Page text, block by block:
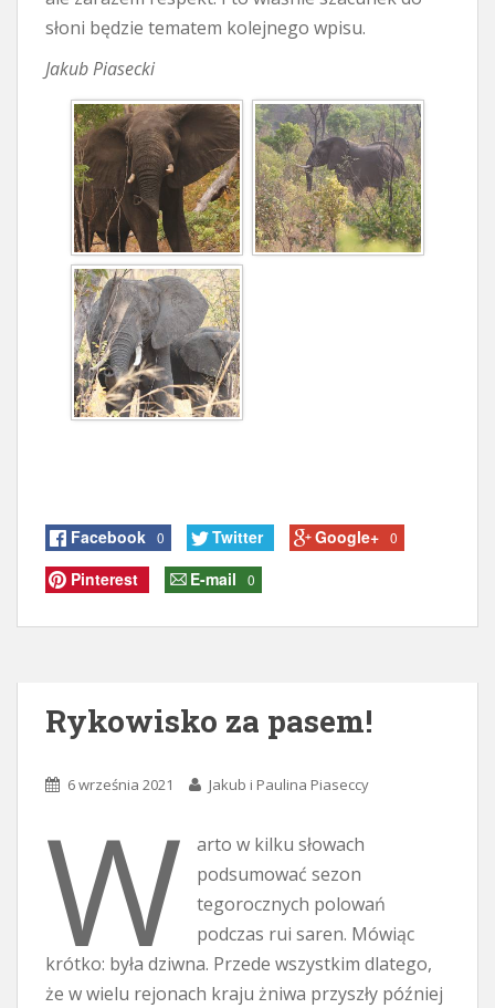
słoni będzie tematem kolejnego wpisu.
Jakub Piasecki
Facebook 0 Twitter Google+ 0
Pinterest E-mail 0
Rykowisko za pasem!
6 września 2021 Jakub i Paulina Piaseccy
W
arto w kilku słowach
podsumować sezon
tegorocznych polowań
podczas rui saren. Mówiąc
krótko: była dziwna. Przede wszystkim dlatego,
że w wielu rejonach kraju żniwa przyszły później